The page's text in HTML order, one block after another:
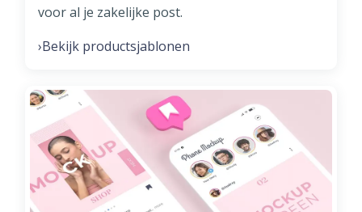
voor al je zakelijke post.
›Bekijk productsjablonen